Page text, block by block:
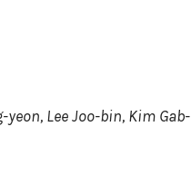
Lee Joo-bin, Kim Gab-